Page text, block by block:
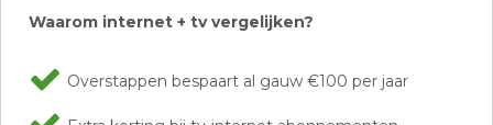
Waarom internet + tv vergelijken?
Overstappen bespaart al gauw €100 per jaar